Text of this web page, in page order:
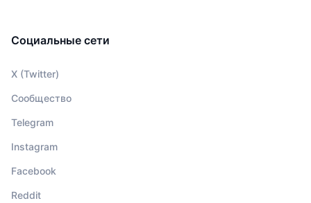
Социальные сети
X (Twitter)
Сообщество
Telegram
Instagram
Facebook
Reddit